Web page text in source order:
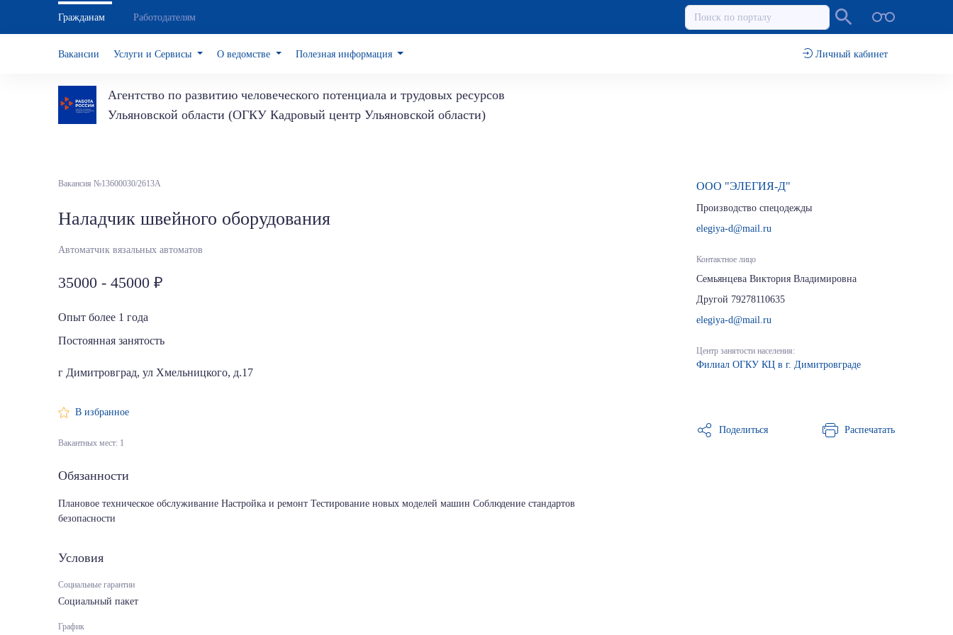
Гражданам Работодателям
Вакансии Услуги и Сервисы О ведомстве Полезная информация Личный кабинет
Агентство по развитию человеческого потенциала и трудовых ресурсов
Ульяновской области (ОГКУ Кадровый центр Ульяновской области)
Вакансия №13600030/2613А
Наладчик швейного оборудования
Автоматчик вязальных автоматов
35000 - 45000
Опыт более 1 года
Постоянная занятость
г Димитровград, ул Хмельницкого, д.17
В избранное
Вакантных мест: 1
Обязанности
Плановое техническое обслуживание Настройка и ремонт Тестирование новых моделей машин Соблюдение стандартов
безопасности
Условия
Социальные гарантии
Социальный пакет
График
ООО "ЭЛЕГИЯ-Д"
Производство спецодежды
elegiya-d@mail.ru
Контактное лицо
Семьянцева Виктория Владимировна
Другой 79278110635
elegiya-d@mail.ru
Центр занятости населения:
Филиал ОГКУ КЦ в г. Димитровграде
Поделиться Распечатать